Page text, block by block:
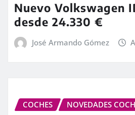
Nuevo Volkswagen
desde 24.330 €
José Armando Gómez
COCHES NOVEDADES